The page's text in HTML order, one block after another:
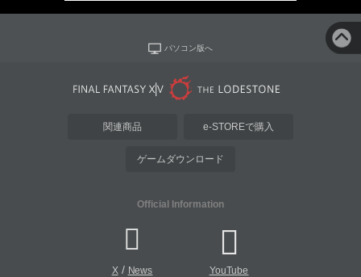
パソコン版へ
関連商品 e-STOREで購入
ゲームダウンロード
Official Information
X/ News YouTube